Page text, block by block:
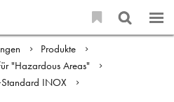
Produkte
"Hazardous Areas"
INOX